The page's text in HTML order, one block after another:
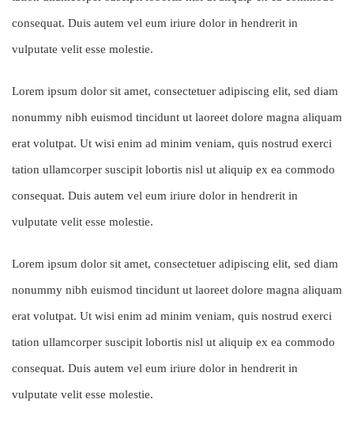
consequat. Duis autem vel eum iriure dolor in hendrerit in
vulputate velit esse molestie.
Lorem ipsum dolor sit amet, consectetuer adipiscing elit, sed diam
nonummy nibh euismod tincidunt ut laoreet dolore magna aliquam
erat volutpat. Ut wisi enim ad minim veniam, quis nostrud exerci
tation ullamcorper suscipit lobortis nisl ut aliquip ex ea commodo
consequat. Duis autem vel eum iriure dolor in hendrerit in
vulputate velit esse molestie.
Lorem ipsum dolor sit amet, consectetuer adipiscing elit, sed diam
nonummy nibh euismod tincidunt ut laoreet dolore magna aliquam
erat volutpat. Ut wisi enim ad minim veniam, quis nostrud exerci
tation ullamcorper suscipit lobortis nisl ut aliquip ex ea commodo
consequat. Duis autem vel eum iriure dolor in hendrerit in
vulputate velit esse molestie.